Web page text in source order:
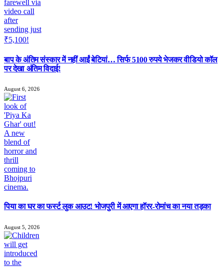
बाप के अंतिम संस्कार में नहीं आईं बेटियां… सिर्फ 5100 रुपये भेजकर वीडियो कॉल
पर देखा अंतिम विदाई!
August 6, 2026
पिया का घर का फर्स्ट लुक आउट! भोजपुरी में आएगा हॉरर-रोमांच का नया तड़का
August 5, 2026